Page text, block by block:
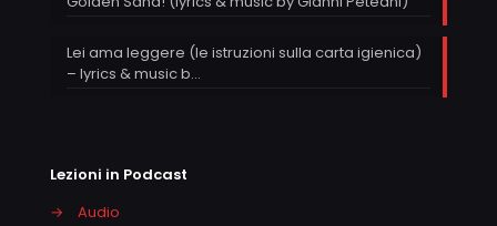
Lei ama leggere (le istruzioni sulla carta igienica)
– lyrics & music b…
Lezioni in Podcast
→
Audio